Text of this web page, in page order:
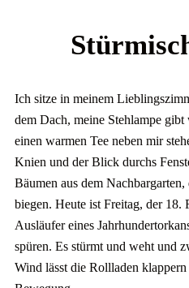
Ich sitze in meinem
dem Dach, meine Stehlampe
einen warmen Tee neben mir
Knien und der Blick durchs
Bäumen aus dem
biegen. Heute ist Freitag, der 18.
Ausläufer eines
spüren. Es stürmt und weht und
Wind lässt die Rollladen